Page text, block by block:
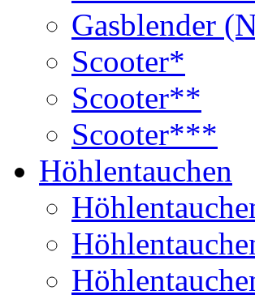
Gasblender
Scooter*
Scooter**
Scooter***
Höhlentauchen